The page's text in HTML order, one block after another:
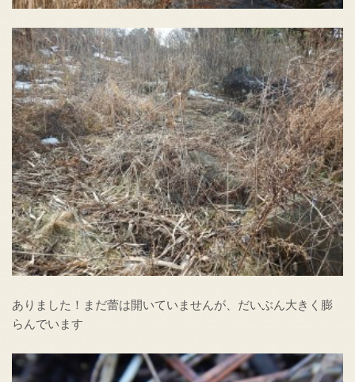
ありました！まだ蕾は開いていませんが、だいぶん大きく膨
らんでいます